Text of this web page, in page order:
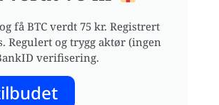
få BTC verdt 75 kr. Registrert
Regulert og trygg aktør (ingen
verifisering.